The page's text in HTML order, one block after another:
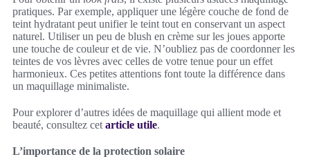
pratiques. Par exemple, appliquer une légère couche de fond de
teint hydratant peut unifier le teint tout en conservant un aspect
naturel. Utiliser un peu de blush en crème sur les joues apporte
une touche de couleur et de vie. N’oubliez pas de coordonner les
teintes de vos lèvres avec celles de votre tenue pour un effet
harmonieux. Ces petites attentions font toute la différence dans
un maquillage minimaliste.
Pour explorer d’autres idées de maquillage qui allient mode et
beauté, consultez cet article utile.
L’importance de la protection solaire